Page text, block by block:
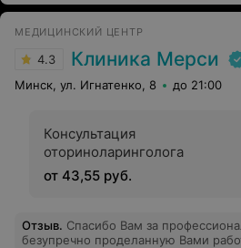
страшными, на самом деле были
встречать на своём пути молодых, но
профессионально подкованных
МЕДИЦИНСКИЙ ЦЕНТР
4.3 Клиника Мерси
Минск, ул. Игнатенко, 8 до 21:00
Консультация
оториноларинголога
от 43,55 руб.
Отзыв. Спасибо Вам за
безупречно проделанную Вами